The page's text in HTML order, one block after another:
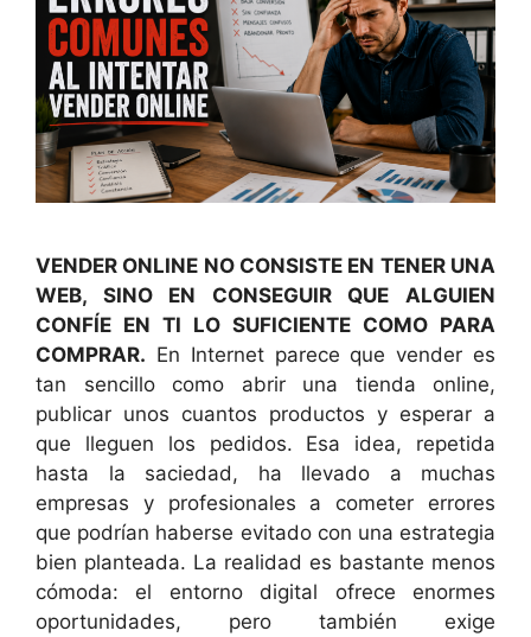
VENDER ONLINE NO CONSISTE EN TENER UNA
WEB, SINO EN CONSEGUIR QUE ALGUIEN
CONFÍE EN TI LO SUFICIENTE COMO PARA
COMPRAR. En Internet parece que vender es
tan sencillo como abrir una tienda online,
publicar unos cuantos productos y esperar a
que lleguen los pedidos. Esa idea, repetida
hasta la saciedad, ha llevado a muchas
empresas y profesionales a cometer errores
que podrían haberse evitado con una estrategia
bien planteada. La realidad es bastante menos
cómoda: el entorno digital ofrece enormes
oportunidades, pero también exige